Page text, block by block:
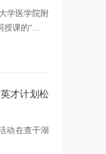
学医学院附
课的“力达
才计划松
动在查干湖